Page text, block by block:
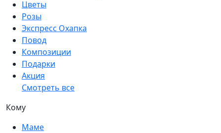
Цветы
Розы
Экспресс Охапка
Повод
Композиции
Подарки
Акция
Смотреть все
Кому
Маме